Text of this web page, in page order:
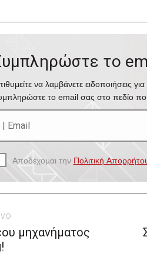
το
να λαμβάνετε ειδοποιήσεις
το email σας στο πεδίο
Αποδέχομαι την Πολιτική
μηχανήματος